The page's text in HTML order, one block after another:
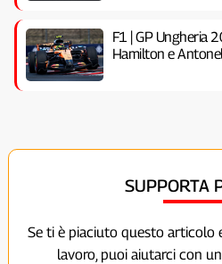
F1 | GP Ungheria
Hamilton e
SUPPORTA
Se ti è piaciuto questo articolo
lavoro, puoi aiutarci con